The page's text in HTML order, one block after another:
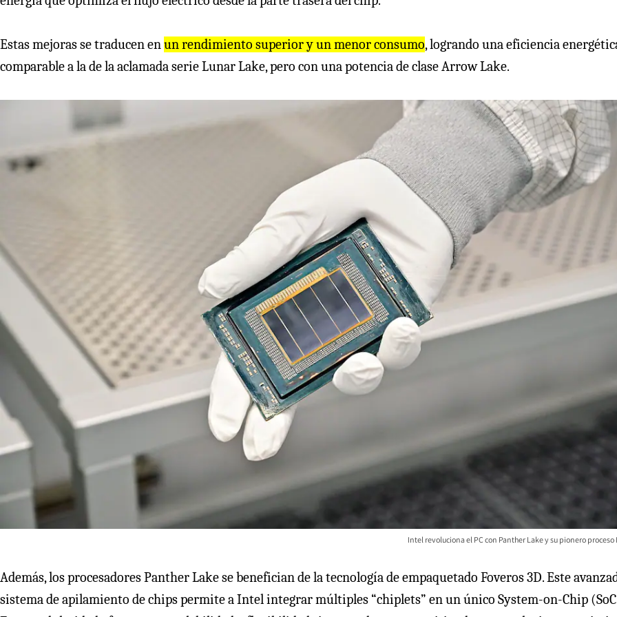
Estas mejoras se traducen enun rendimiento superior y un menor consumo, logrando una eficiencia
comparable a la de la aclamada serie Lunar Lake, pero con una potencia de clase Arrow Lake.
Intel revoluciona el PC con Panther Lake y su pionero proceso
Además, los procesadores Panther Lake se benefician de la tecnología de empaquetado Foveros 3D. Este
sistema de apilamiento de chips permite a Intel integrar múltiples “chiplets” en un único System-on-Chip